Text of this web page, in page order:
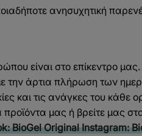
ανησυχητική
είναι στο επίκεντρο
την άρτια πλήρωση των
και τις ανάγκες του κάθε
προϊόντα μας ή βρείτε μας
BioGel Original Instagram: